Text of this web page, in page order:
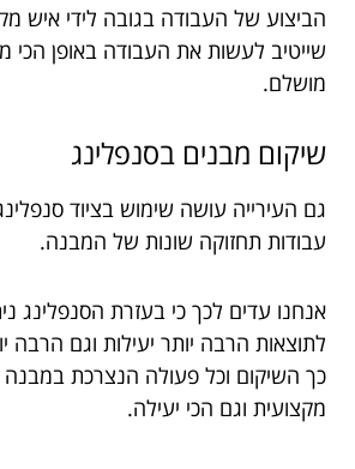
הביצוע של העבודה בגובה לידי איש
שייטיב לעשות את העבודה באופן הכי
מושלם.
שיקום מבנים בסנפלינג
גם העירייה עושה שימוש בציוד
עבודות תחזוקה שונות של המבנה.
אנחנו עדים לכך כי בעזרת הסנפלינג
לתוצאות הרבה יותר יעילות וגם הרבה
כך השיקום וכל פעולה הנצרכת במבנה
מקצועית וגם הכי יעילה.